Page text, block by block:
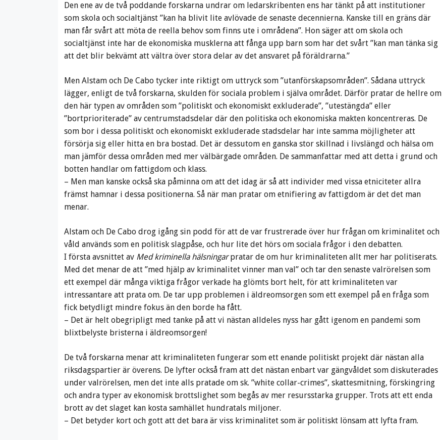
Den ene av de två poddande forskarna undrar om ledarskribenten ens har tänkt på att institutioner
som skola och socialtjänst ”kan ha blivit lite avlövade de senaste decennierna. Kanske till en gräns där
man får svårt att möta de reella behov som finns ute i områdena”. Hon säger att om skola och
socialtjänst inte har de ekonomiska musklerna att fånga upp barn som har det svårt ”kan man tänka sig
att det blir bekvämt att vältra över stora delar av det ansvaret på föräldrarna.”
Men Alstam och De Cabo tycker inte riktigt om uttryck som ”utanförskapsområden”. Sådana uttryck
lägger, enligt de två forskarna, skulden för sociala problem i själva området. Därför pratar de hellre om
den här typen av områden som ”politiskt och ekonomiskt exkluderade”, ”utestängda” eller
”bortprioriterade” av centrumstadsdelar där den politiska och ekonomiska makten koncentreras. De
som bor i dessa politiskt och ekonomiskt exkluderade stadsdelar har inte samma möjligheter att
försörja sig eller hitta en bra bostad. Det är dessutom en ganska stor skillnad i livslängd och hälsa om
man jämför dessa områden med mer välbärgade områden. De sammanfattar med att detta i grund och
botten handlar om fattigdom och klass.
– Men man kanske också ska påminna om att det idag är så att individer med vissa etniciteter allra
främst hamnar i dessa positionerna. Så när man pratar om etnifiering av fattigdom är det det man
menar.
Alstam och De Cabo drog igång sin podd för att de var frustrerade över hur frågan om kriminalitet och
våld används som en politisk slagpåse, och hur lite det hörs om sociala frågor i den debatten.
I första avsnittet av Med kriminella hälsningarpratar de om hur kriminaliteten allt mer har politiserats.
Med det menar de att ”med hjälp av kriminalitet vinner man val” och tar den senaste valrörelsen som
ett exempel där många viktiga frågor verkade ha glömts bort helt, för att kriminaliteten var
intressantare att prata om. De tar upp problemen i äldreomsorgen som ett exempel på en fråga som
fick betydligt mindre fokus än den borde ha fått.
– Det är helt obegripligt med tanke på att vi nästan alldeles nyss har gått igenom en pandemi som
blixtbelyste bristerna i äldreomsorgen!
De två forskarna menar att kriminaliteten fungerar som ett enande politiskt projekt där nästan alla
riksdagspartier är överens. De lyfter också fram att det nästan enbart var gängvåldet som diskuterades
under valrörelsen, men det inte alls pratade om sk. ”white collar-crimes”, skattesmitning, förskingring
och andra typer av ekonomisk brottslighet som begås av mer resursstarka grupper. Trots att ett enda
brott av det slaget kan kosta samhället hundratals miljoner.
– Det betyder kort och gott att det bara är viss kriminalitet som är politiskt lönsam att lyfta fram.